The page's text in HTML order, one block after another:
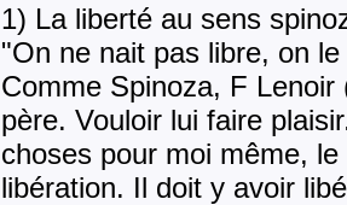
1) La liberté au sens
"On ne nait pas libre, on
Comme Spinoza, F
père. Vouloir lui faire
choses pour moi même,
libération. Il doit y avoir